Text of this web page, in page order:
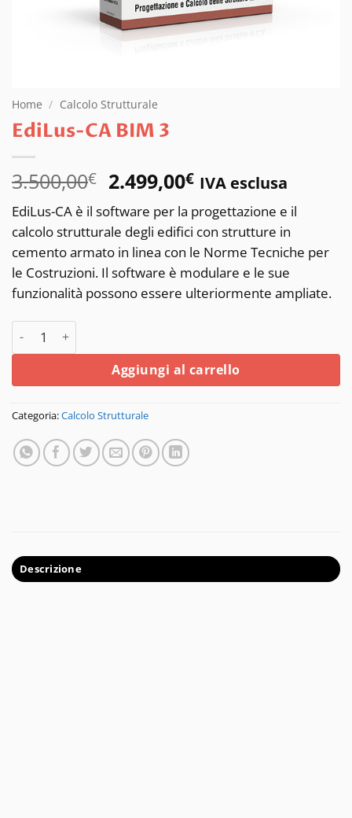
Home / Calcolo Strutturale
EdiLus-CA BIM 3
3.500,00€ Il
prezzo
originale
era:
3.500,00€.
2.499,00€Il
prezzo
attuale
è:
2.499,00€.
IVA esclusa
EdiLus-CA è il software per la progettazione e il
calcolo strutturale degli edifici con strutture in
cemento armato in linea con le Norme Tecniche per
le Costruzioni. Il software è modulare e le sue
funzionalità possono essere ulteriormente ampliate.
EdiLus-CA BIM 3 quantità
Aggiungi al carrello
Categoria:Calcolo Strutturale
Descrizione